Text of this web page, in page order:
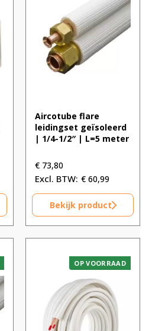
Aircotube flare
leidingset geïsoleerd
| 1/4-1/2″ | L=5 meter
€ 73,80
€ 60,99
Bekijk product
OP VOORRAAD